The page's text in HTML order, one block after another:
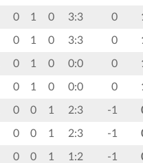
0 1 0 3:3 0
0 1 0 3:3 0
0 1 0 0:0 0
0 1 0 0:0 0
0 0 1 2:3 -1
0 0 1 2:3 -1
0 0 1 1:2 -1